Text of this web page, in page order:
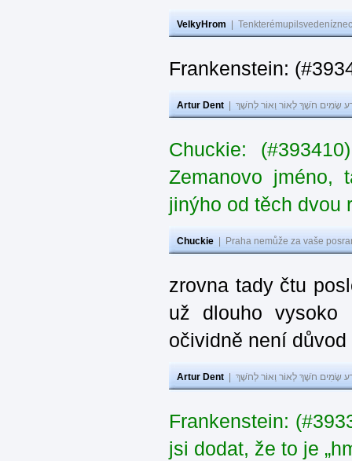
VelkyHrom
Frankenstein:
Artur Dent שָׂמִים חֹשֶׁךְ לְאוֹר וְאוֹר לְחֹשֶׁךְ
Chuckie:
Zemanovo jméno,
jinýho od těch dvou
Chuckie Praha nemůže za vaše
zrovna tady čtu
už dlouho
očividně není
Artur Dent שָׂמִים חֹשֶׁךְ לְאוֹר וְאוֹר לְחֹשֶׁךְ
Frankenstein:
jsi dodat, že to je